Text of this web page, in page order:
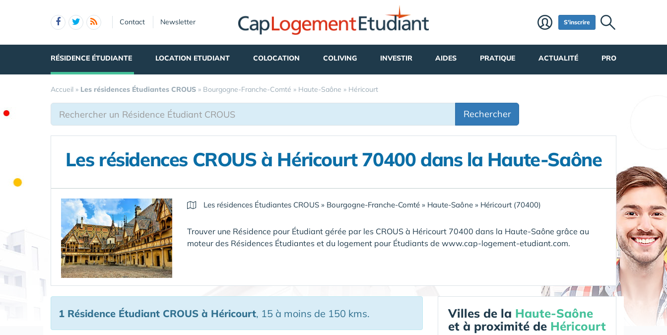
Contact Newsletter S'inscrire
RÉSIDENCE ÉTUDIANTE LOCATION ETUDIANT COLOCATION COLIVING INVESTIR AIDES PRATIQUE ACTUALITÉ PRO
Accueil » Les résidences Étudiantes CROUS » Bourgogne-Franche-Comté » Haute-Saône » Héricourt
Rechercher
Les résidences CROUS à Héricourt 70400 dans la Haute-Saône
Les résidences Étudiantes CROUS » Bourgogne-Franche-Comté » Haute-Saône » Héricourt (70400)
Trouver une Résidence pour Étudiant gérée par les CROUS à Héricourt 70400 dans la Haute-Saône grâce au
moteur des Résidences Étudiantes et du logement pour Étudiants de www.cap-logement-etudiant.com.
1 Résidence Étudiant CROUS à Héricourt, 15 à moins de 150 kms. Villes de la Haute-Saône
et à proximité de Héricourt